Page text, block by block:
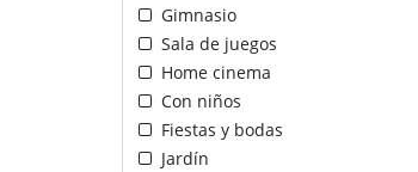
Gimnasio
Sala de juegos
Home cinema
Con niños
Fiestas y bodas
Jardín